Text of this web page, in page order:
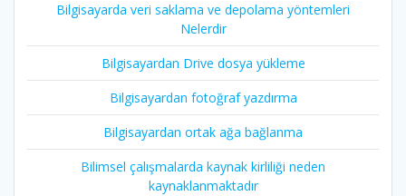
Bilgisayarda veri saklama ve depolama yöntemleri
Nelerdir
Bilgisayardan Drive dosya yükleme
Bilgisayardan fotoğraf yazdırma
Bilgisayardan ortak ağa bağlanma
Bilimsel çalışmalarda kaynak kirliliği neden
kaynaklanmaktadır